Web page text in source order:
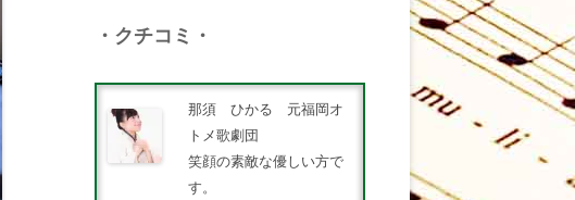
・クチコミ・
那須 ひかる 元福岡オ
トメ歌劇団
笑顔の素敵な優しい方で
す。